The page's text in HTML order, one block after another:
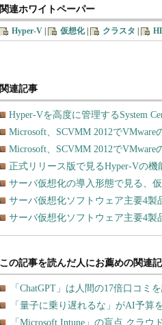
関連ホワイトペーパー
Hyper-V 仮想化| クラスタ
関連記事
Hyper-Vを高度に管理するSystem
Microsoft、SCVMM 2012でVMware
Microsoft、SCVMM 2012でVMware
正式リリース版で見るHyper-Vの機
サーバ仮想化の導入形態で見る、
サーバ仮想化ソフトウェア主要4
サーバ仮想化ソフトウェア主要4